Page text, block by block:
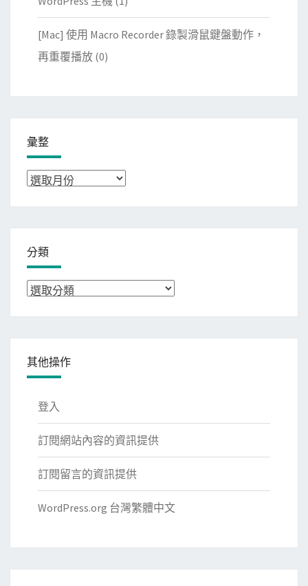
[Mac] 使用 Macro Recorder 錄製滑鼠鍵盤動作，
再重覆播放 (0)
彙整
彙
分類
分
其他操作
登入
訂閱網站內容的資訊提供
訂閱留言的資訊提供
WordPress.org 台灣繁體中文